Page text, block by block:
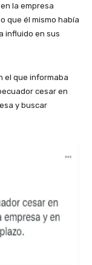
la empresa
que él mismo había
influido en sus
el que informaba
cesar en
y buscar